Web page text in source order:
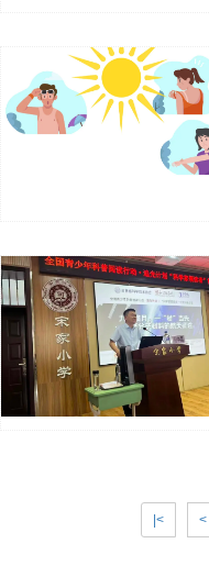
|< <